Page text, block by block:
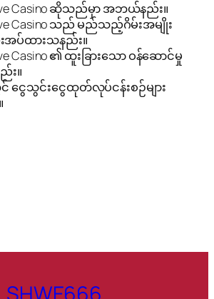
Casino ဆိုသည်မှာ အဘယ်နည်း။
Casino သည် မည်သည့်ဂိမ်းအမျိုး
းအပ်ထားသနည်း။
Casino ၏ ထူးခြားသော ဝန်ဆောင်မှု
း။
င် ငွေသွင်းငွေထုတ်လုပ်ငန်းစဉ်များ